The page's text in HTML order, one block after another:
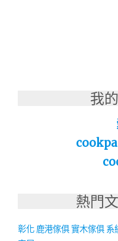
我
熱門
彰化 鹿港傢俱 實木傢俱